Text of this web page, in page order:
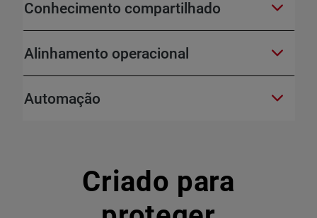
Conhecimento compartilhado
Alinhamento operacional
Automação
Criado para